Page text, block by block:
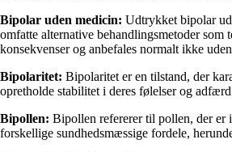
Bipolar uden medicin: Udtrykket bipolar
omfatte alternative behandlingsmetoder
konsekvenser og anbefales normalt ikke
Bipolaritet: Bipolaritet er en tilstand, der
opretholde stabilitet i deres følelser og
Bipollen: Bipollen refererer til pollen, der er
forskellige sundhedsmæssige fordele,